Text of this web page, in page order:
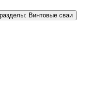
Винтовые сваи